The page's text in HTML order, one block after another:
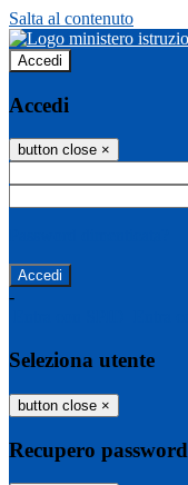
Salta al contenuto
Accedi
Accedi
button close ×
-
Seleziona utente
button close ×
Recupero password